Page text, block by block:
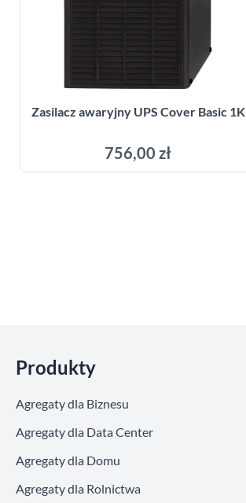
Zasilacz awaryjny UPS Cover Basic 1K
756,00 zł
Produkty
Agregaty dla Biznesu
Agregaty dla Data Center
Agregaty dla Domu
Agregaty dla Rolnictwa